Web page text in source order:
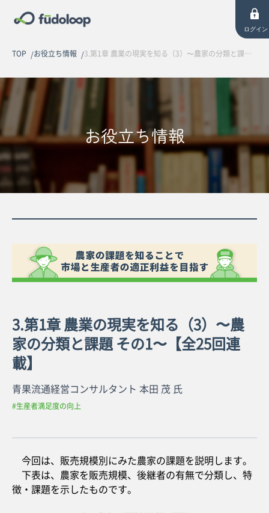
ログイン
TOP お役立ち情報 3.第1章 農業の現実を知る（3）〜農家の分類と課題 その1〜【全25回連載】
お役立ち情報
3.第1章 農業の現実を知る（3）〜農
家の分類と課題 その1〜【全25回連
載】
青果流通経営コンサルタント 本田 茂 氏
#生産者満足度の向上
今回は、販売規模別にみた農家の課題を説明します。
下表は、農家を販売規模、後継者の有無で分類し、特
徴・課題を示したものです。